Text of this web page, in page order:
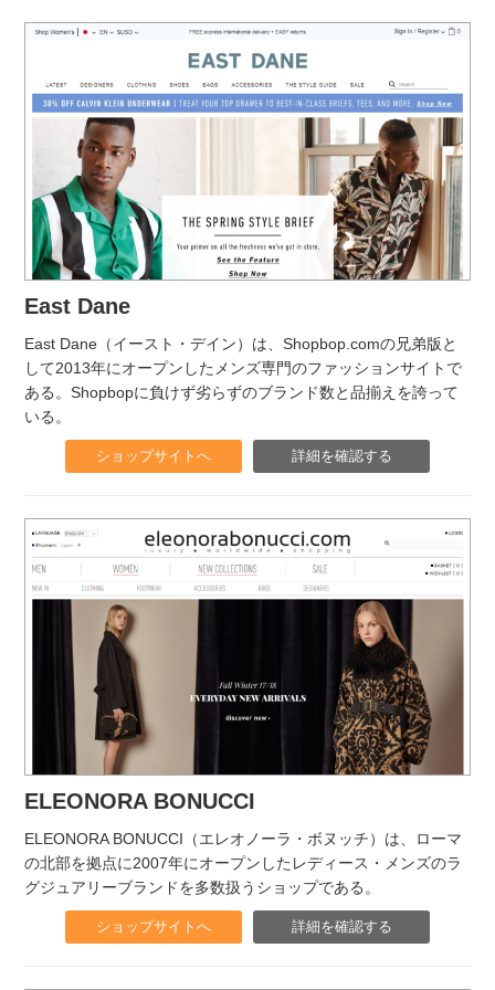
East Dane
East Dane（イースト・デイン）は、Shopbop.comの兄弟版と
して2013年にオープンしたメンズ専門のファッションサイトで
ある。Shopbopに負けず劣らずのブランド数と品揃えを誇って
いる。
ショップサイトへ 詳細を確認する
ELEONORA BONUCCI
ELEONORA BONUCCI（エレオノーラ・ボヌッチ）は、ローマ
の北部を拠点に2007年にオープンしたレディース・メンズのラ
グジュアリーブランドを多数扱うショップである。
ショップサイトへ 詳細を確認する